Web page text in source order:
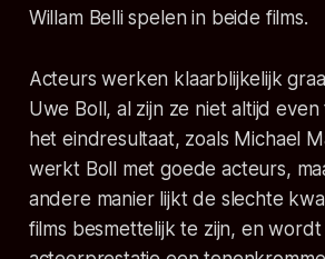
Willam Belli spelen in beide films.
Acteurs werken klaarblijkelijk
Uwe Boll, al zijn ze niet altijd
het eindresultaat, zoals Michael
werkt Boll met goede acteurs,
andere manier lijkt de slechte
films besmettelijk te zijn, en